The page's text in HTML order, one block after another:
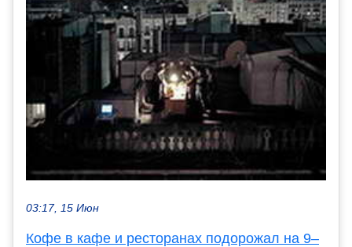
03:17, 15 Июн
Кофе в кафе и ресторанах подорожал на 9–